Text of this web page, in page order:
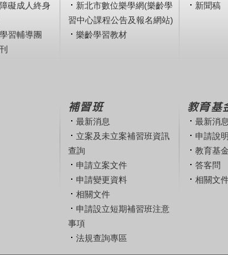
礙成人終身
習輔導團
新北市數位樂學網(樂齡學
習中心課程公告及報名網站)
樂齡學習教材
新聞稿
補習班
最新消息
立案及未立案補習班資訊
查詢
申請立案文件
申請變更資料
相關文件
申請設立短期補習班注意
事項
法規查詢專區
教育基
最新消息
申請說明
教育基
答客問
相關文